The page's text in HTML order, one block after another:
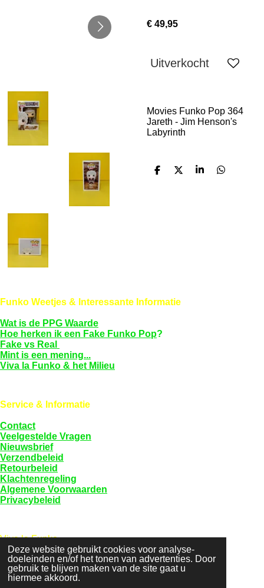
Deze website gebruikt cookies voor analyse-
doeleinden en/of het tonen van advertenties. Door
gebruik te blijven maken van de site gaat u
hiermee akkoord.
€ 49,95
Uitverkocht
Movies Funko Pop 364
Jareth - Jim Henson's
Labyrinth
D
D
S
D
Funko Weetjes & Interessante Informatie
Wat is de PPG Waarde
Hoe herken ik een Fake Funko Pop?
Fake vs Real
Mint is een mening...
Viva la Funko & het Milieu
Service & Informatie
Contact
Veelgestelde Vragen
Nieuwsbrief
Verzendbeleid
Retourbeleid
Klachtenregeling
Algemene Voorwaarden
Privacybeleid
Viva la Funko
KVK: 94589968
BTW: NL005097209B81